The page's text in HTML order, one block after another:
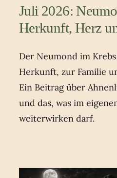
Juli 2026:
Herkunft, Herz
Der Neumond im
Herkunft, zur Familie
Ein Beitrag über
und das, was im
weiterwirken darf.